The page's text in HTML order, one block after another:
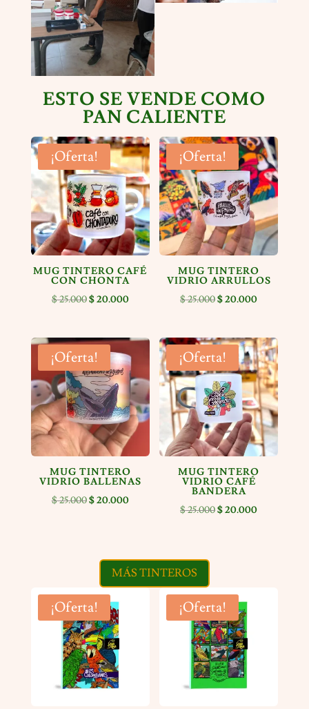
ESTO SE VENDE COMO
PAN CALIENTE
¡Oferta!
MUG TINTERO CAFÉ
CON CHONTA
$25.000El
original
era:
$ 25.000.
$20.000El
actual
es:
$ 20.000.
¡Oferta!
MUG TINTERO
VIDRIO ARRULLOS
$25.000El
original
era:
$ 25.000.
$20.000El
actual
es:
$ 20.000.
¡Oferta!
MUG TINTERO
VIDRIO BALLENAS
$25.000El
$ 25.000.
$20.000El
$ 20.000.
¡Oferta!
MUG TINTERO
VIDRIO CAFÉ
BANDERA
$25.000El
$20.000El
MÁS TINTEROS
¡Oferta! ¡Oferta!